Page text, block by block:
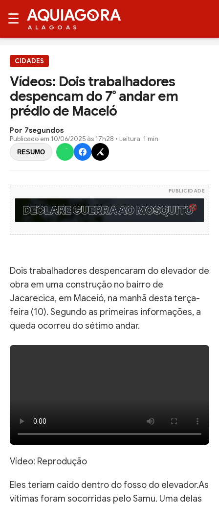
☰ AQUIAG RA
ALAGOAS
CIDADES
Vídeos: Dois trabalhadores
despencam do 7° andar em
prédio de Maceió
Por 7segundos
Publicado em 10/06/2025 às 17h28 • Leitura: 1 min
RESUMO
PUBLICIDADE
Dois trabalhadores despencaram do elevador de
obra em uma construção no bairro de
Jacarecica, em Maceió, na manhã desta terça-
feira (10). Segundo as primeiras informações, a
queda ocorreu do sétimo andar.
Vídeo: Reprodução
Eles teriam caído dentro do fosso do elevador.As
vítimas foram socorridas pelo Samu. Uma delas